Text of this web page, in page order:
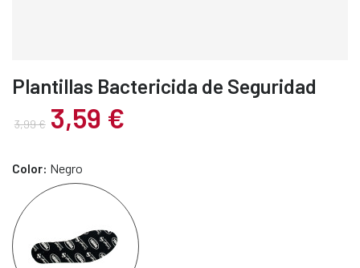
Plantillas Bactericida de Seguridad
3,99 € 3,59 €
Color: Negro